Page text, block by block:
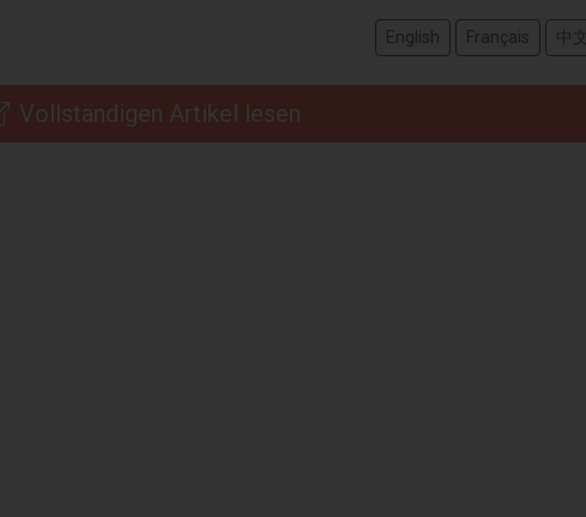
English Français 中文
Vollständigen Artikel lesen